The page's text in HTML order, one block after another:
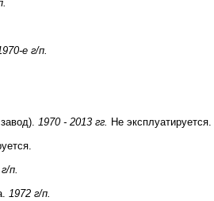
е г/п.
1970 - 2013 гг. Не эксплуатируется.
п.
1972 г/п.